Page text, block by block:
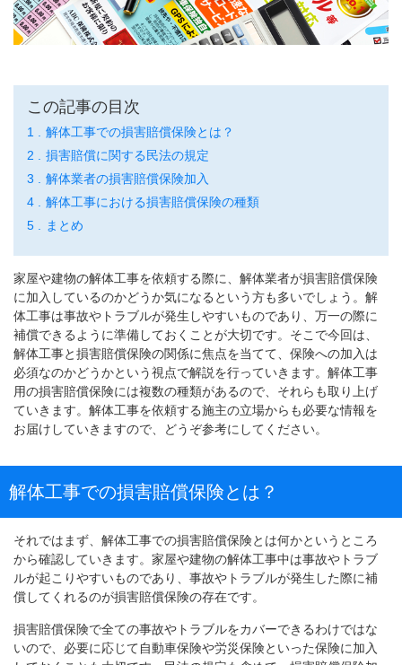
この記事の目次
解体工事での損害賠償保険とは？
損害賠償に関する民法の規定
解体業者の損害賠償保険加入
解体工事における損害賠償保険の種類
まとめ
家屋や建物の解体工事を依頼する際に、解体業者が損害賠償保険
に加入しているのかどうか気になるという方も多いでしょう。解
体工事は事故やトラブルが発生しやすいものであり、万一の際に
補償できるように準備しておくことが大切です。そこで今回は、
解体工事と損害賠償保険の関係に焦点を当てて、保険への加入は
必須なのかどうかという視点で解説を行っていきます。解体工事
用の損害賠償保険には複数の種類があるので、それらも取り上げ
ていきます。解体工事を依頼する施主の立場からも必要な情報を
お届けしていきますので、どうぞ参考にしてください。
解体工事での損害賠償保険とは？
それではまず、解体工事での損害賠償保険とは何かというところ
から確認していきます。家屋や建物の解体工事中は事故やトラブ
ルが起こりやすいものであり、事故やトラブルが発生した際に補
償してくれるのが損害賠償保険の存在です。
損害賠償保険で全ての事故やトラブルをカバーできるわけではな
いので、必要に応じて自動車保険や労災保険といった保険に加入